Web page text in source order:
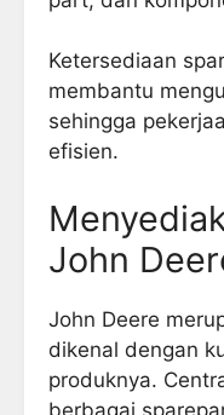
Ketersediaan
membantu
sehingga
efisien.
John
John Deere
dikenal dengan
produknya.
berbagai